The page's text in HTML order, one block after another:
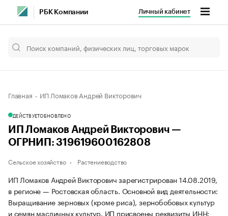
РБК Компании Личный кабинет
Главная ИП Ломаков Андрей Викторович
ДЕЙСТВУЕТОБНОВЛЕНО
ИП Ломаков Андрей Викторович —
ОГРНИП: 319619600162808
Сельское хозяйство Растениеводство
ИП Ломаков Андрей Викторович зарегистрирован 14.08.2019,
в регионе — Ростовская область. Основной вид деятельности:
Выращивание зерновых (кроме риса), зернобобовых культур
и семян масличных культур. ИП присвоены реквизиты ИНН: